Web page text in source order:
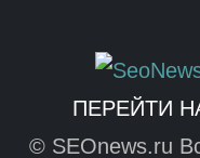
ПЕРЕЙТИ
© SEOnews.ru